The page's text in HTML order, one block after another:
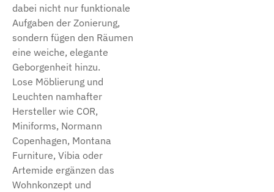
dabei nicht nur funktionale
Aufgaben der Zonierung,
sondern fügen den Räumen
eine weiche, elegante
Geborgenheit hinzu.
Lose Möblierung und
Leuchten namhafter
Hersteller wie COR,
Miniforms, Normann
Copenhagen, Montana
Furniture, Vibia oder
Artemide ergänzen das
Wohnkonzept und